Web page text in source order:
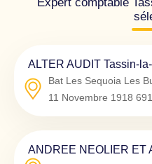
ALTER AUDIT Tassin-
Bat Les Sequoia Les
11 Novembre 1918
ANDREE NEOLIER ET